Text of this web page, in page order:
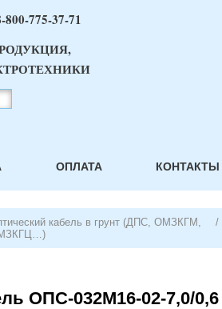
800-775-37-71
ОПЛАТА КОНТАКТЫ
кабель в грунт (ДПС, ОМЗКГМ,
/
ОПС-032М16-02-7,0/0,6